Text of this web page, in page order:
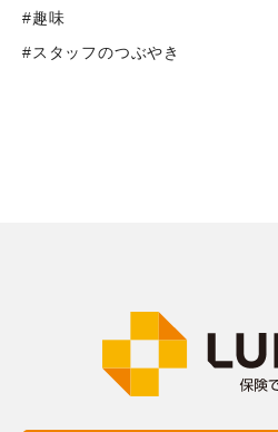
#趣味
#スタッフのつぶやき